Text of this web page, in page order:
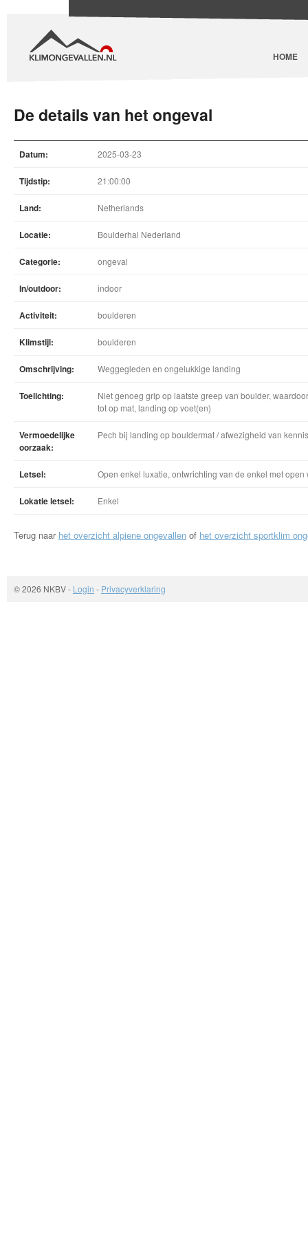
HOME
De details van het ongeval
Datum: 2025-03-23
Tijdstip: 21:00:00
Land: Netherlands
Locatie: Boulderhal Nederland
Categorie: ongeval
In/outdoor: indoor
Activiteit: boulderen
Klimstijl: boulderen
Omschrijving: Weggegleden en ongelukkige landing
Toelichting:
Niet genoeg grip op laatste greep van boulder,
tot op mat, landing op voet(en)
Vermoedelijke
oorzaak:
Pech bij landing op bouldermat / afwezigheid van
Letsel: Open enkel luxatie, ontwrichting van de enkel met
Lokatie letsel: Enkel
Terug naar het overzicht alpiene ongevallen of het overzicht sportklim
© 2026 NKBV- Login - Privacyverklaring